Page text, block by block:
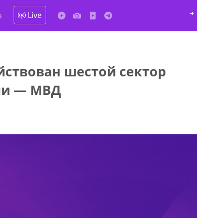
Live
шестой сектор
— МВД
в